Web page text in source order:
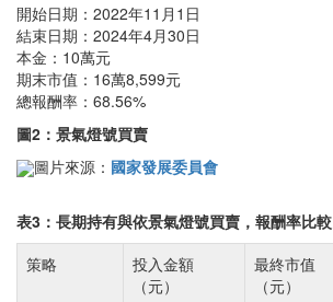
開始日期：2022年11月1日
結束日期：2024年4月30日
本金：10萬元
期末市值：16萬8,599元
總報酬率：68.56%
圖2：景氣燈號買賣
圖片來源： 國家發展委員會
表3：長期持有與依景氣燈號買賣，報酬率比較
策略
投入金額
（元）
最終市值
（元）